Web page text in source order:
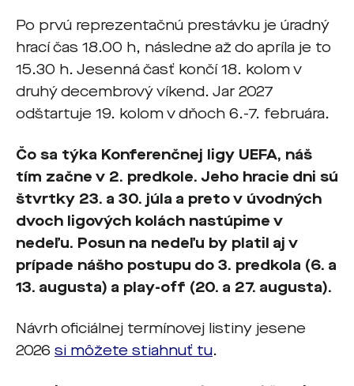
Po prvú reprezentačnú prestávku je úradný
hrací čas 18.00 h, následne až do apríla je to
15.30 h. Jesenná časť končí 18. kolom v
druhý decembrový víkend. Jar 2027
odštartuje 19. kolom v dňoch 6.-7. februára.
Čo sa týka Konferenčnej ligy UEFA, náš
tím začne v 2. predkole. Jeho hracie dni sú
štvrtky 23. a 30. júla a preto v úvodných
dvoch ligových kolách nastúpime v
nedeľu. Posun na nedeľu by platil aj v
prípade nášho postupu do 3. predkola (6. a
13. augusta) a play-off (20. a 27. augusta).
Návrh oficiálnej termínovej listiny jesene
2026 si môžete stiahnuť tu.